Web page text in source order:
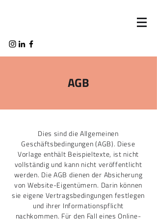
AGB
Dies sind die Allgemeinen
Geschäftsbedingungen (AGB). Diese
Vorlage enthält Beispieltexte, ist nicht
vollständig und kann nicht veröffentlicht
werden. Die AGB dienen der Absicherung
von Website-Eigentümern. Darin können
sie eigene Vertragsbedingungen festlegen
und ihrer Informationspflicht
nachkommen. Für den Fall eines Online-